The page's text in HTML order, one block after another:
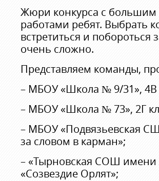
Жюри конкурса с большим
работами ребят. Выбрать
встретиться и
очень сложно.
Представляем команды,
– МБОУ «Школа № 9/31», 4В
– МБОУ «Школа № 73», 2Г
– МБОУ «Подвязьевская
за словом в карман»;
– «Тырновская СОШ имени
«Созвездие Орлят»;